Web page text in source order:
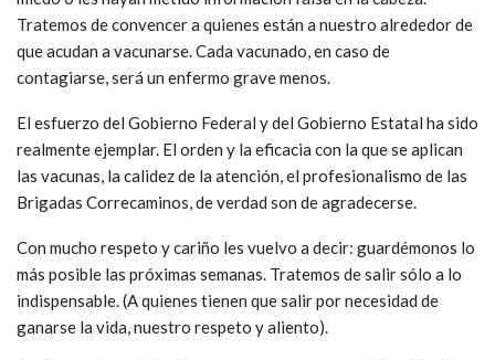
Tratemos de convencer a quienes están a nuestro alrededor de
que acudan a vacunarse. Cada vacunado, en caso de
contagiarse, será un enfermo grave menos.
El esfuerzo del Gobierno Federal y del Gobierno Estatal ha sido
realmente ejemplar. El orden y la eficacia con la que se aplican
las vacunas, la calidez de la atención, el profesionalismo de las
Brigadas Correcaminos, de verdad son de agradecerse.
Con mucho respeto y cariño les vuelvo a decir: guardémonos lo
más posible las próximas semanas. Tratemos de salir sólo a lo
indispensable. (A quienes tienen que salir por necesidad de
ganarse la vida, nuestro respeto y aliento).